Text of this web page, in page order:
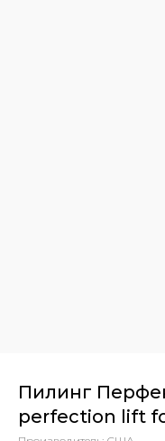
Пилинг
perfection lift